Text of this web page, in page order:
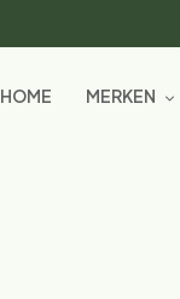
HOME MERKEN